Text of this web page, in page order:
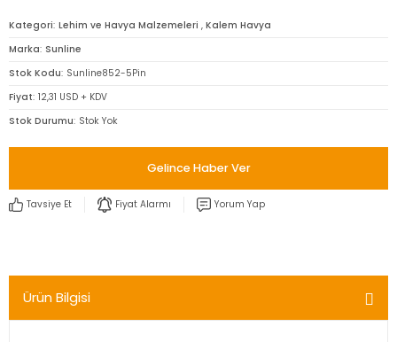
Kategori Lehim ve Havya Malzemeleri , Kalem Havya
Marka Sunline
Stok Kodu Sunline852-5Pin
Fiyat 12,31 USD + KDV
Stok Durumu Stok Yok
Gelince Haber Ver
Tavsiye Et Fiyat Alarmı Yorum Yap
Ürün Bilgisi